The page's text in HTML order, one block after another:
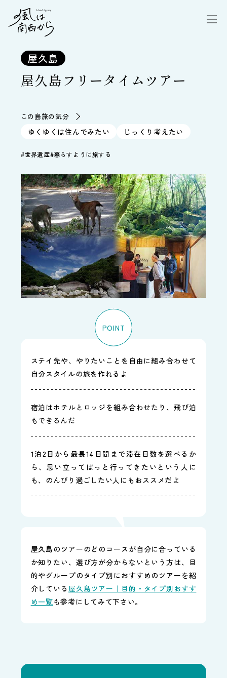
屋久島
屋久島フリータイムツアー
この島旅の気分
ゆくゆくは住んでみたい じっくり考えたい
#世界遺産#暮らすように旅する
POINT
ステイ先や、やりたいことを自由に組み合わせて
自分スタイルの旅を作れるよ
宿泊はホテルとロッジを組み合わせたり、飛び泊
もできるんだ
1泊2日から最長14日間まで滞在日数を選べるか
ら、思い立ってぱっと行ってきたいという人に
も、のんびり過ごしたい人にもおススメだよ
屋久島のツアーのどのコースが自分に合っている
か知りたい、選び方が分からないという方は、目
的やグループのタイプ別におすすめのツアーを紹
介している 屋久島ツアー｜目的・タイプ別おすす
め一覧も参考にしてみて下さい。